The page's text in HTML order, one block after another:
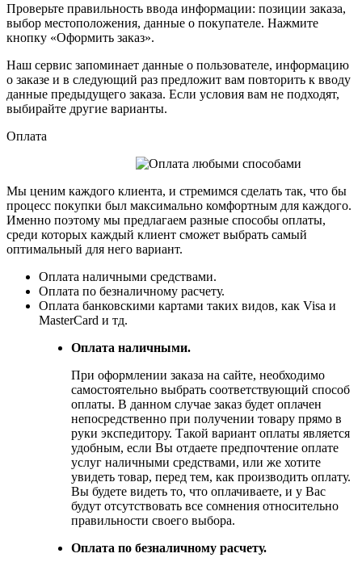
Проверьте правильность ввода информации: позиции заказа,
выбор местоположения, данные о покупателе. Нажмите
кнопку «Оформить заказ».
Наш сервис запоминает данные о пользователе, информацию
о заказе и в следующий раз предложит вам повторить к вводу
данные предыдущего заказа. Если условия вам не подходят,
выбирайте другие варианты.
Оплата
Мы ценим каждого клиента, и стремимся сделать так, что бы
процесс покупки был максимально комфортным для каждого.
Именно поэтому мы предлагаем разные способы оплаты,
среди которых каждый клиент сможет выбрать самый
оптимальный для него вариант.
Оплата наличными средствами.
Оплата по безналичному расчету.
Оплата банковскими картами таких видов, как Visa и
MasterCard и тд.
Оплата наличными.
При оформлении заказа на сайте, необходимо
самостоятельно выбрать соответствующий способ
оплаты. В данном случае заказ будет оплачен
непосредственно при получении товару прямо в
руки экспедитору. Такой вариант оплаты является
удобным, если Вы отдаете предпочтение оплате
услуг наличными средствами, или же хотите
увидеть товар, перед тем, как производить оплату.
Вы будете видеть то, что оплачиваете, и у Вас
будут отсутствовать все сомнения относительно
правильности своего выбора.
Оплата по безналичному расчету.